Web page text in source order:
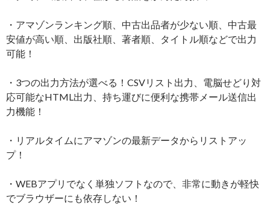
・アマゾンランキング順、中古出品者が少ない順、中古最
安値が高い順、出版社順、著者順、タイトル順などで出力
可能！
・3つの出力方法が選べる！CSVリスト出力、電脳せどり対
応可能なHTML出力、持ち運びに便利な携帯メール送信出
力機能！
・リアルタイムにアマゾンの最新データからリストアッ
プ！
・WEBアプリでなく単独ソフトなので、非常に動きが軽快
でブラウザーにも依存しない！